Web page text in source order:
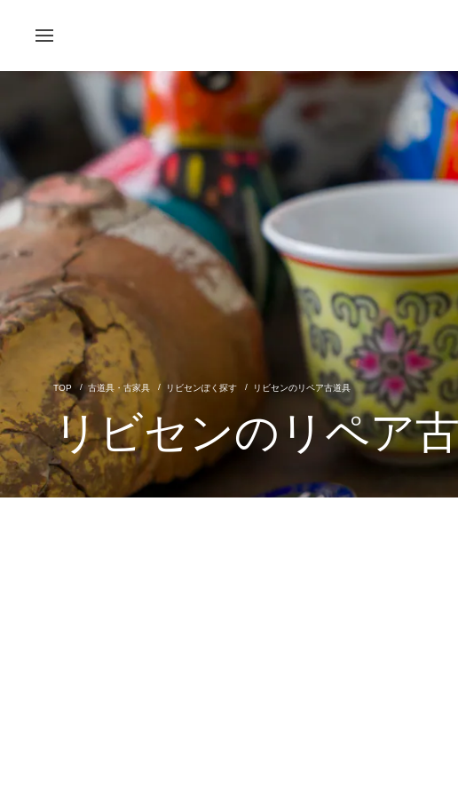
古道具・古家具 リビセンぽく探す リビセンのリペア古道具
リビセンのリペア